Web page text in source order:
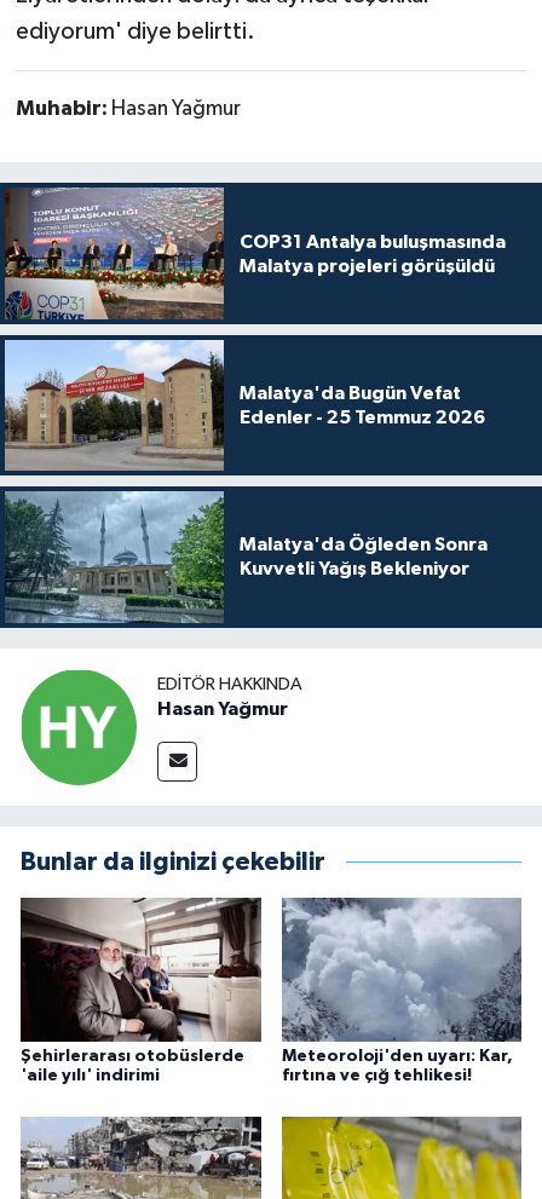
ediyorum' diye belirtti.
Muhabir: Hasan Yağmur
COP31 Antalya buluşmasında
Malatya projeleri görüşüldü
Malatya'da Bugün Vefat
Edenler - 25 Temmuz 2026
Malatya'da Öğleden Sonra
Kuvvetli Yağış Bekleniyor
EDITÖR HAKKINDA
Hasan Yağmur
Bunlar da ilginizi çekebilir
Şehirlerarası otobüslerde
'aile yılı' indirimi
Meteoroloji'den uyarı: Kar,
fırtına ve çığ tehlikesi!